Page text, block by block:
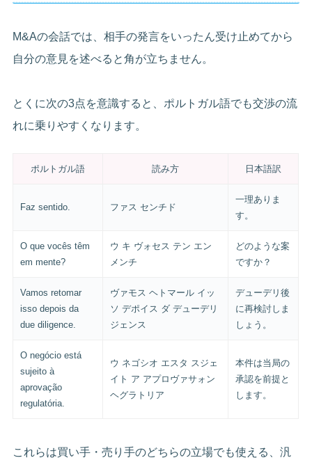
M&Aの会話では、相手の発言をいったん受け止めてから
自分の意見を述べると角が立ちません。
とくに次の3点を意識すると、ポルトガル語でも交渉の流
れに乗りやすくなります。
ポルトガル語 読み方 日本語訳
Faz sentido. ファス センチド
一理ありま
す。
O que vocês têm
em mente?
ウ キ ヴォセス テン エン
メンチ
どのような案
ですか？
Vamos retomar
isso depois da
due diligence.
ヴァモス ヘトマール イッ
ソ デポイス ダ デューデリ
ジェンス
デューデリ後
に再検討しま
しょう。
O negócio está
sujeito à
aprovação
regulatória.
ウ ネゴシオ エスタ スジェ
イト ア アプロヴァサォン
ヘグラトリア
本件は当局の
承認を前提と
します。
これらは買い手・売り手のどちらの立場でも使える、汎